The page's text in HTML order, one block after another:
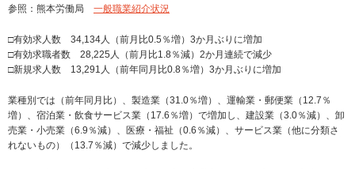
参照：熊本労働局 一般職業紹介状況
□有効求人数 34,134人（前月比0.5％増）3か月ぶりに増加
□有効求職者数 28,225人（前月比1.8％減）2か月連続で減少
□新規求人数 13,291人（前年同月比0.8％増）3か月ぶりに増加
業種別では（前年同月比）、製造業（31.0％増）、運輸業・郵便業（12.7％
増）、宿泊業・飲食サービス業（17.6％増）で増加し、建設業（3.0％減）、卸
売業・小売業（6.9％減）、医療・福祉（0.6％減）、サービス業（他に分類さ
れないもの）（13.7％減）で減少しました。